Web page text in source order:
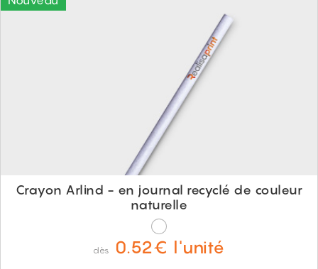
Crayon Arlind - en journal recyclé de couleur
naturelle
dès 0.52€ l'unité